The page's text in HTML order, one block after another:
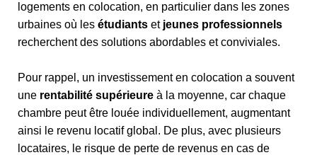
logements en colocation, en particulier dans les zones
urbaines où les étudiants et jeunes professionnels
recherchent des solutions abordables et conviviales.
Pour rappel, un investissement en colocation a souvent
une rentabilité supérieure à la moyenne, car chaque
chambre peut être louée individuellement, augmentant
ainsi le revenu locatif global. De plus, avec plusieurs
locataires, le risque de perte de revenus en cas de